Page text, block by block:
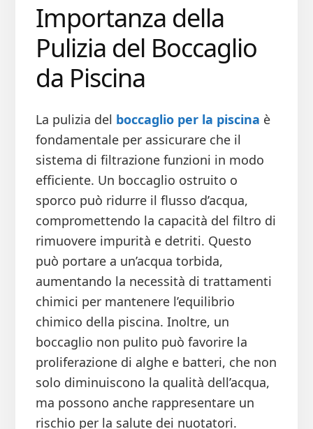
Importanza della
Pulizia del Boccaglio
da Piscina
La pulizia del boccaglio per la piscina è
fondamentale per assicurare che il
sistema di filtrazione funzioni in modo
efficiente. Un boccaglio ostruito o
sporco può ridurre il flusso d’acqua,
compromettendo la capacità del filtro di
rimuovere impurità e detriti. Questo
può portare a un’acqua torbida,
aumentando la necessità di trattamenti
chimici per mantenere l’equilibrio
chimico della piscina. Inoltre, un
boccaglio non pulito può favorire la
proliferazione di alghe e batteri, che non
solo diminuiscono la qualità dell’acqua,
ma possono anche rappresentare un
rischio per la salute dei nuotatori.